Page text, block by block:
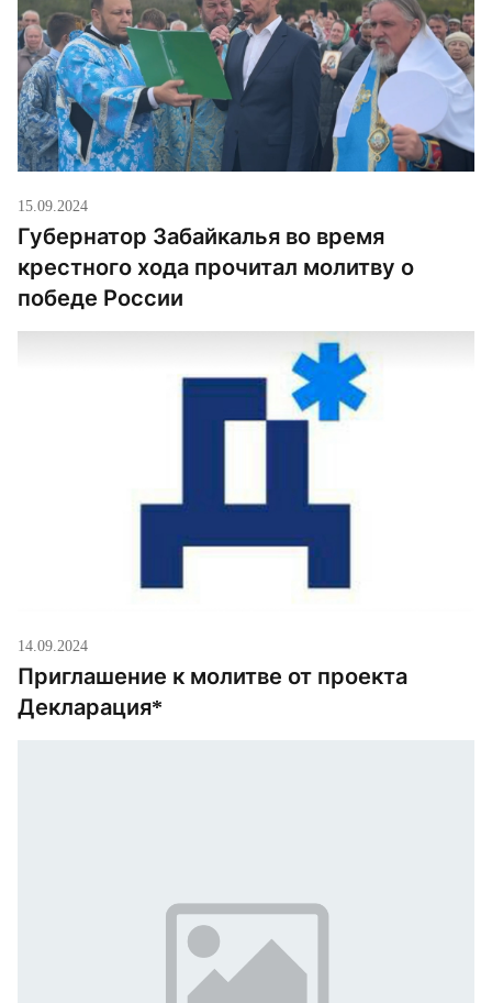
15.09.2024
Губернатор Забайкалья во время
крестного хода прочитал молитву о
победе России
14.09.2024
Приглашение к молитве от проекта
Декларация*